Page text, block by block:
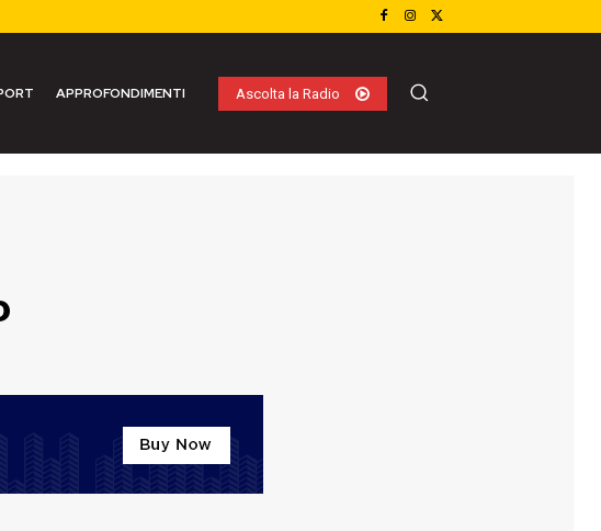
APPROFONDIMENTI Ascolta la Radio